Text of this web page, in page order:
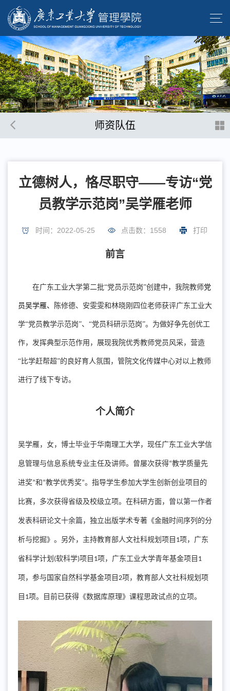
师资队伍
立德树人，恪尽职守——专访“党
员教学示范岗”吴学雁老师
时间：2022-05-25 点击数： 1558 打印
前言
在广东工业大学第二批“党员示范岗”创建中，我院教师党
员吴学雁、 陈修德、 安雯雯和林晓刚四位老师获评广东工业大
学“党员教学示范岗”、“党员科研示范岗”。为做好争先创优工
作，发挥典型示范作用，展现我院优秀教师党员风采，营造
“比学赶帮超”的良好育人氛围，管院文化传媒中心对以上教师
进行了线下专访。
个人简介
吴学雁 ， 女， 博士毕业于华南理工大学， 现任广东工业大学信
息管理与信息系统专业主任及讲师。 曾屡次获得“教学质量先
进奖”和 “教学优秀奖”。 指导学生参加大学生创新创业项目的
比赛， 多次获得省级及校级立项。 在科研方面 ， 曾以第一作者
发表科研论文十余篇 ， 独立出版学术专著 《金融时间序列的分
析与挖掘》。 另外， 主持教育部人文社科规划项目 1项 ， 广东
省科学计划 (软科学)项目 1项 ， 广东工业大学青年基金项目 1
项 ， 参与国家自然科学基金项目 2项 ， 教育部人文社科规划项
目 1项。 目前已获得 《数据库原理》 课程思政试点的立项。